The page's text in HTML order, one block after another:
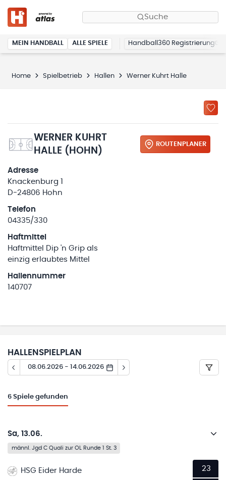
Suche
MEIN HANDBALL ALLE SPIELE Handball360 Registrierung
Home Spielbetrieb Hallen Werner Kuhrt Halle
WERNER KUHRT
HALLE (HOHN)
ROUTENPLANER
Adresse
Knackenburg 1
D-24806 Hohn
Telefon
04335/330
Haftmittel
Haftmittel Dip 'n Grip als
einzig erlaubtes Mittel
Hallennummer
140707
HALLENSPIELPLAN
08.06.2026 - 14.06.2026
6 Spiele gefunden
Sa, 13.06.
männl. Jgd C Quali zur OL Runde 1 St. 3
HSG Eider Harde
23